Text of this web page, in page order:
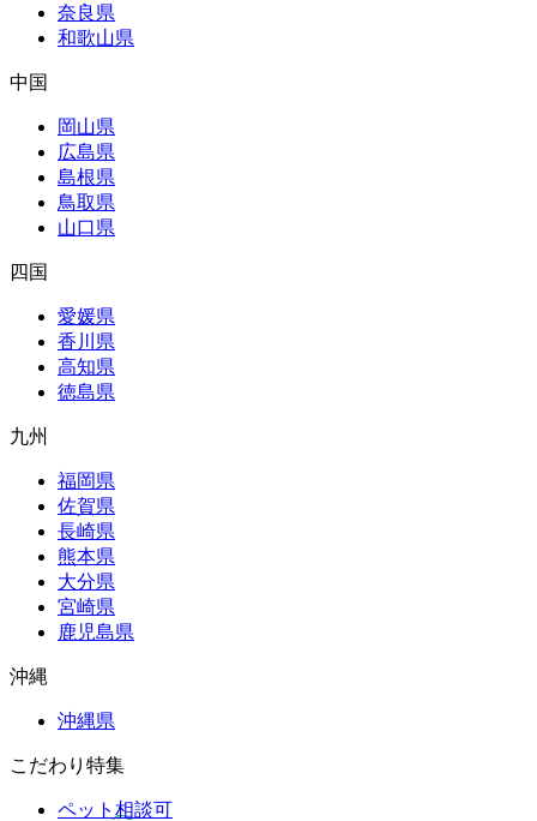
奈良県
和歌山県
中国
岡山県
広島県
島根県
鳥取県
山口県
四国
愛媛県
香川県
高知県
徳島県
九州
福岡県
佐賀県
長崎県
熊本県
大分県
宮崎県
鹿児島県
沖縄
沖縄県
こだわり特集
ペット相談可